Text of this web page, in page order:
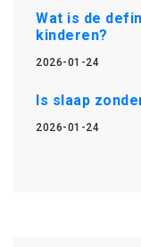
Wat is de
kinderen?
2026-01-24
Is slaap
2026-01-24